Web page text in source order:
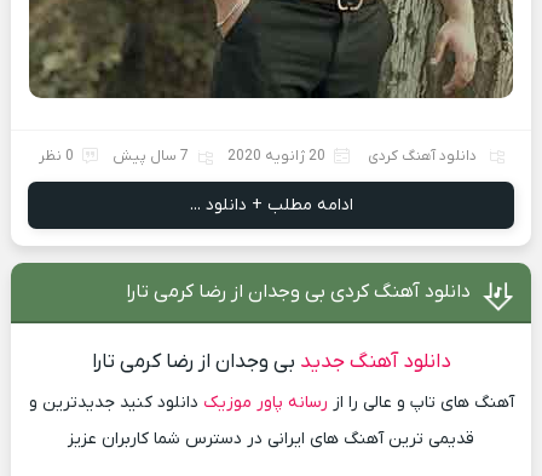
دانلود آهنگ کردی 20 ژانویه 2020 7 سال پیش 0 نظر
ادامه مطلب + دانلود ...
دانلود آهنگ کردی بی وجدان از رضا کرمی تارا
دانلود آهنگ جدید بی وجدان از رضا کرمی تارا
آهنگ های تاپ و عالی را از رسانه پاور موزیک دانلود کنید جدیدترین و
قدیمی ترین آهنگ های ایرانی در دسترس شما کاربران عزیز